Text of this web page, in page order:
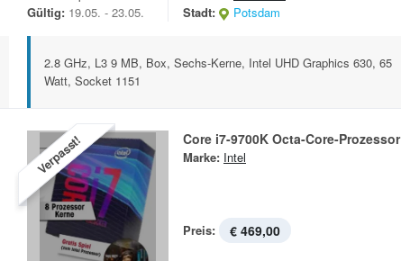
Gültig: 19.05. - 23.05.
Stadt:
Potsdam
2.8 GHz, L3 9 MB, Box, Sechs-Kerne, Intel UHD Graphics 630, 65
Watt, Socket 1151
Verpasst! Core i7-9700K Octa-Core-Prozessor
Marke: Intel
Preis: € 469,00